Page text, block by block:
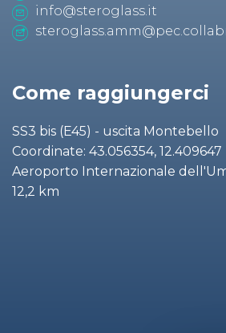
info@steroglass.it
Come raggiungerci
SS3 bis (E45) - uscita Montebello
Coordinate: 43.056354, 12.409647
Aeroporto Internazionale
12,2 km